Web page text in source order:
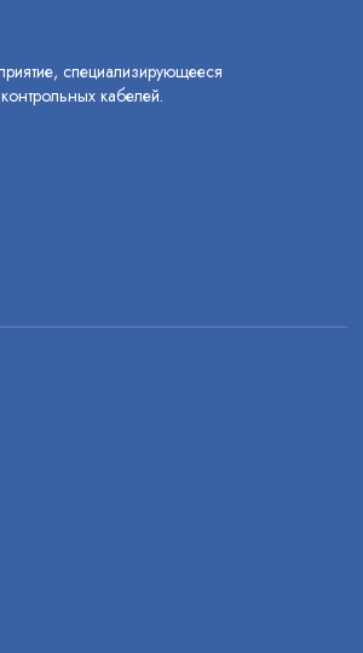
специализирующееся
кабелей.